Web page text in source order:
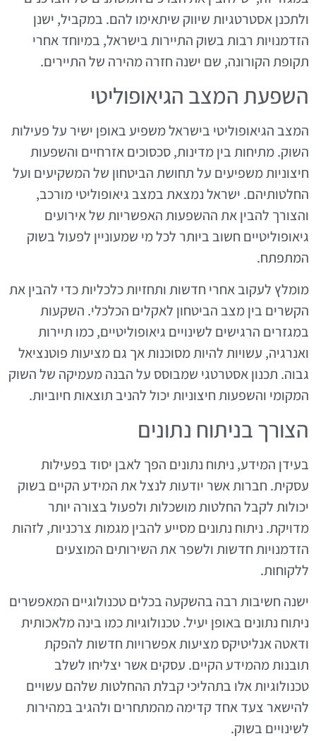
ולתכנן אסטרטגיות שיווק שיתאימו להם. במקביל, ישנן
הזדמנויות רבות בשוק התיירות בישראל, במיוחד אחרי
תקופת הקורונה, שם ישנה חזרה מהירה של התיירים.
השפעת המצב הגיאופוליטי
המצב הגיאופוליטי בישראל משפיע באופן ישיר על פעילות
השוק. מתיחות בין מדינות, סכסוכים אזרחיים והשפעות
חיצוניות משפיעים על תחושת הביטחון של המשקיעים ועל
החלטותיהם. ישראל נמצאת במצב גיאופוליטי מורכב,
והצורך להבין את ההשפעות האפשריות של אירועים
גיאופוליטיים חשוב ביותר לכל מי שמעוניין לפעול בשוק
המתפתח.
מומלץ לעקוב אחרי חדשות ותחזיות כלכליות כדי להבין את
הקשרים בין מצב הביטחון לאקלים הכלכלי. השקעות
במגזרים הרגישים לשינויים גיאופוליטיים, כמו תיירות
ואנרגיה, עשויות להיות מסוכנות אך גם מציעות פוטנציאל
גבוה. תכנון אסטרטגי שמבוסס על הבנה מעמיקה של השוק
המקומי והשפעות חיצוניות יכול להניב תוצאות חיוביות.
הצורך בניתוח נתונים
בעידן המידע, ניתוח נתונים הפך לאבן יסוד בפעילות
עסקית. חברות אשר יודעות לנצל את המידע הקיים בשוק
יכולות לקבל החלטות מושכלות ולפעול בצורה יותר
מדויקת. ניתוח נתונים מסייע להבין מגמות צרכניות, לזהות
הזדמנויות חדשות ולשפר את השירותים המוצעים
ללקוחות.
ישנה חשיבות רבה בהשקעה בכלים טכנולוגיים המאפשרים
ניתוח נתונים באופן יעיל. טכנולוגיות כמו בינה מלאכותית
ודאטה אנליטיקס מציעות אפשרויות חדשות להפקת
תובנות מהמידע הקיים. עסקים אשר יצליחו לשלב
טכנולוגיות אלו בתהליכי קבלת ההחלטות שלהם עשויים
להישאר צעד אחד קדימה מהמתחרים ולהגיב במהירות
לשינויים בשוק.